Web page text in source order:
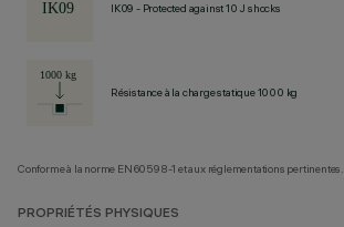
IK09 - Protected against 10 J shocks
Résistance à la charge statique 1000 kg
Conforme à la norme EN60598-1 et aux réglementations pertinentes.
PROPRIÉTÉS PHYSIQUES